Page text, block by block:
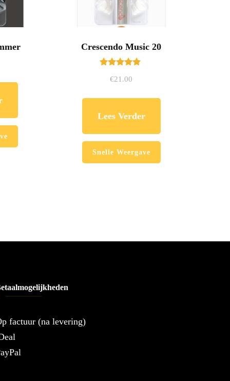
Crescendo Music 20
5.00
€21.00
Lees Verder
Snelle Weergave
factuur (na levering)